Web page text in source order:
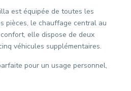
est équipée de toutes les
pièces, le chauffage central au
elle dispose de deux
véhicules supplémentaires.
pour un usage personnel,